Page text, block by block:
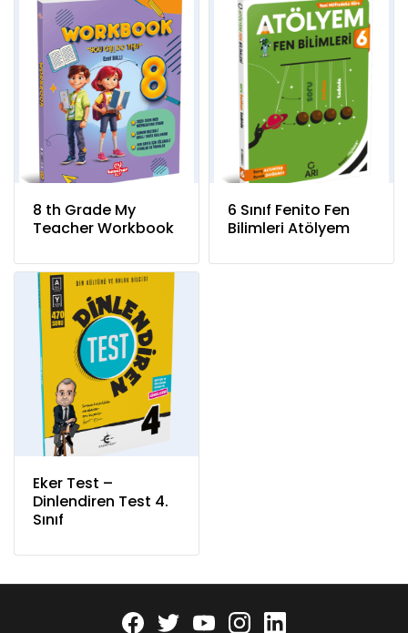
8 th Grade My
Teacher Workbook
6 Sınıf Fenito Fen
Bilimleri Atölyem
Eker Test –
Dinlendiren Test 4.
Sınıf
Facebook
twitteryoutubeinstagram